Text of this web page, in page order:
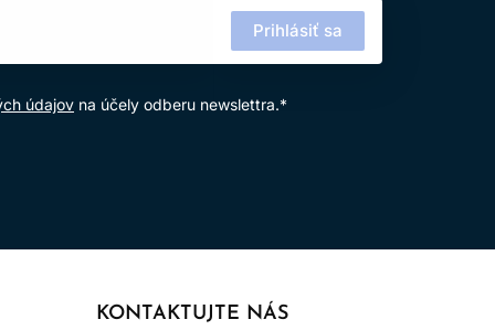
odtiene pre prirodzené krytie, zlaté
béžové, mokka, medené a červené odtiene
výsledku.
Prihlásiť sa
údajov na účely odberu newslettra.*
KONTAKTUJTE NÁS